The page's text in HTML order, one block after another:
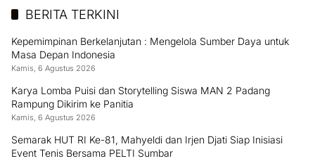
BERITA TERKINI
Kepemimpinan Berkelanjutan : Mengelola Sumber Daya untuk
Masa Depan Indonesia
Kamis, 6 Agustus 2026
Karya Lomba Puisi dan Storytelling Siswa MAN 2 Padang
Rampung Dikirim ke Panitia
Kamis, 6 Agustus 2026
Semarak HUT RI Ke-81, Mahyeldi dan Irjen Djati Siap Inisiasi
Event Tenis Bersama PELTI Sumbar